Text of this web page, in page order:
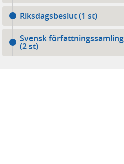
Riksdagsbeslut (1 st)
Svensk författningssamling
(2 st)